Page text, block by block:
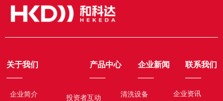
企业简介 清洗设备 企业资讯
关于我们
——
产品中心
——
企业新闻
——
联系我们
——
投资者互动